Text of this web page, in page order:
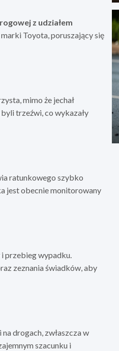
z udziałem
Toyota, poruszający się
mimo że jechał
trzeźwi, co wykazały
ratunkowego szybko
jest obecnie monitorowany
przebieg wypadku.
zeznania świadków, aby
drogach, zwłaszcza w
szacunku i